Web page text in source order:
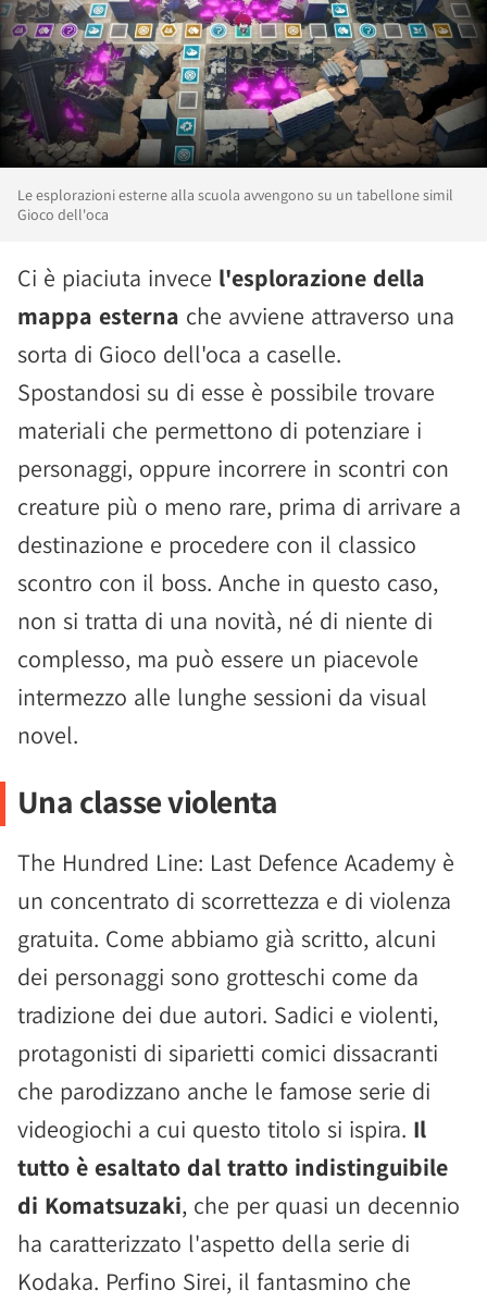
Le esplorazioni esterne alla scuola avvengono su un tabellone simil
Gioco dell'oca
Ci è piaciuta invece l'esplorazione della
mappa esterna che avviene attraverso una
sorta di Gioco dell'oca a caselle.
Spostandosi su di esse è possibile trovare
materiali che permettono di potenziare i
personaggi, oppure incorrere in scontri con
creature più o meno rare, prima di arrivare a
destinazione e procedere con il classico
scontro con il boss. Anche in questo caso,
non si tratta di una novità, né di niente di
complesso, ma può essere un piacevole
intermezzo alle lunghe sessioni da visual
novel.
Una classe violenta
The Hundred Line: Last Defence Academy è
un concentrato di scorrettezza e di violenza
gratuita. Come abbiamo già scritto, alcuni
dei personaggi sono grotteschi come da
tradizione dei due autori. Sadici e violenti,
protagonisti di siparietti comici dissacranti
che parodizzano anche le famose serie di
videogiochi a cui questo titolo si ispira. Il
tutto è esaltato dal tratto indistinguibile
di Komatsuzaki, che per quasi un decennio
ha caratterizzato l'aspetto della serie di
Kodaka. Perfino Sirei, il fantasmino che